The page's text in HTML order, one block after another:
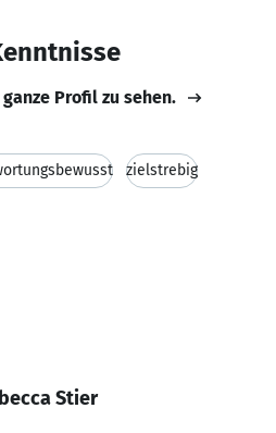
Profil zu sehen.
zielstrebig
Stier